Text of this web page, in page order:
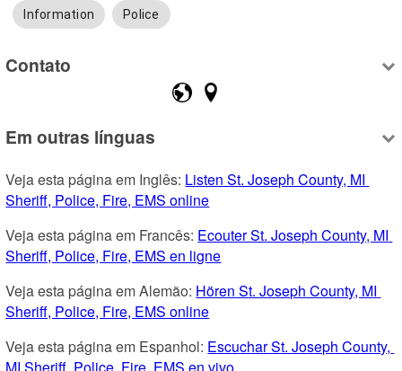
Information Police
Contato
Em outras línguas
Veja esta página em Inglês: Listen St. Joseph County, MI
Sheriff, Police, Fire, EMS online
Veja esta página em Francês: Ecouter St. Joseph County, MI
Sheriff, Police, Fire, EMS en ligne
Veja esta página em Alemão: Hören St. Joseph County, MI
Sheriff, Police, Fire, EMS online
Veja esta página em Espanhol: Escuchar St. Joseph County,
MI Sheriff, Police, Fire, EMS en vivo